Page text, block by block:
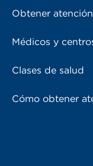
Obtener atención
Médicos y
Clases de salud
Cómo obtener